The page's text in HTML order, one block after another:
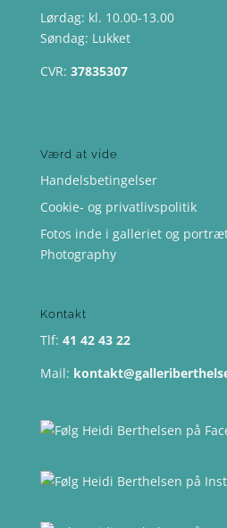
Lørdag: kl. 10.00-13.00
Søndag: Lukket
CVR: 37835307
Værd at vide
Handelsbetingelser
Cookie- og privatlivspolitik
Fotos inde i galleriet og
Photography
Kontakt
Tlf: 41 42 43 22
Mail: